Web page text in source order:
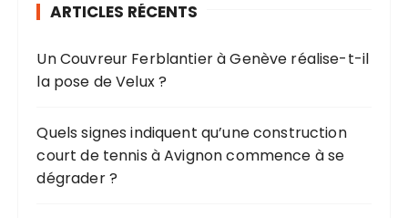
e
p
u
r
ARTICLES RÉCENTS
Un Couvreur Ferblantier à Genève réalise-t-il
la pose de Velux ?
Quels signes indiquent qu’une construction
court de tennis à Avignon commence à se
dégrader ?